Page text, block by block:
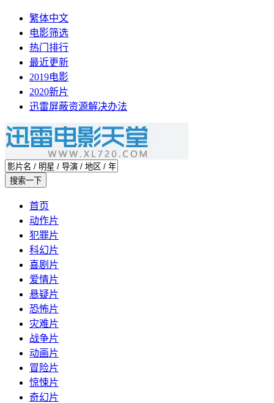
繁体中文
电影筛选
热门排行
最近更新
2019电影
2020新片
迅雷屏蔽资源解决办法
首页
动作片
犯罪片
科幻片
喜剧片
爱情片
悬疑片
恐怖片
灾难片
战争片
动画片
冒险片
惊悚片
奇幻片